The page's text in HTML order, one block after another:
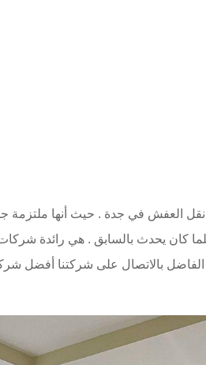
في جدة . حيث أنها ملتزمة جدا
كان يحدث بالسابق . هي رائدة
الفاضل بالاتصال على شركتنا